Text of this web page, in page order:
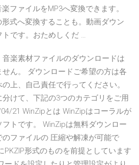
ファイルをMP3へ変換できます。
式へ変換することも。動画ダウン
です。おためしくだ …
楽素材ファイルのダウンロードは
ん。 ダウンロードご希望の方は各
上、自己責任で行ってください。
けて、下記の3つのカテゴリをご用
21 WinZipとは WinZipはコーラルが
トです。 WinZipは無料ダウンロー
のファイルの 圧縮や解凍が可能で
PKZIP形式のものを前提としています